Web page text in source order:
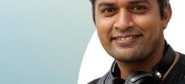
बॉलीवुड के सबसे
उन्होंने कई अभिनेताओं और फिल्म